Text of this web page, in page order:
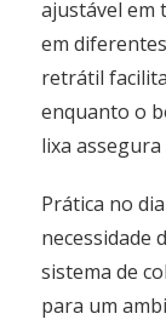
ajustável em
em
retrátil
enquanto o
lixa
Prática no
necessidade
sistema de
para um